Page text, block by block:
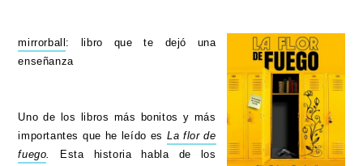
mirrorball : libro que te dejó una
enseñanza
Uno de los libros más bonitos y más
importantes que he leído es La flor de
fuego.
Esta historia habla de los